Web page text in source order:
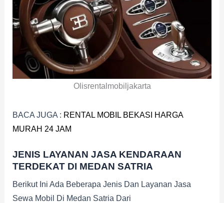
Olisrentalmobiljakarta
BACA JUGA : RENTAL MOBIL BEKASI HARGA
MURAH 24 JAM
JENIS LAYANAN JASA KENDARAAN
TERDEKAT DI MEDAN SATRIA
Berikut Ini Ada Beberapa Jenis Dan Layanan Jasa
Sewa Mobil Di Medan Satria Dari